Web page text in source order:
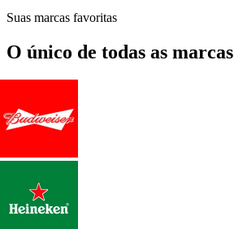
Suas marcas favoritas
O único de todas as marcas